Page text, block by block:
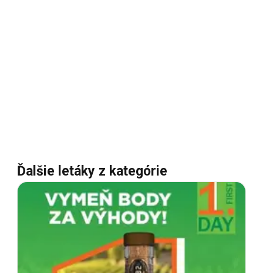
Ďalšie letáky z kategórie